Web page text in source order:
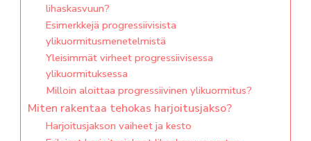
lihaskasvuun?
Esimerkkejä progressiivisista
ylikuormitusmenetelmistä
Yleisimmät virheet progressiivisessa
ylikuormituksessa
Milloin aloittaa progressiivinen ylikuormitus?
Miten rakentaa tehokas harjoitusjakso?
Harjoitusjakson vaiheet ja kesto